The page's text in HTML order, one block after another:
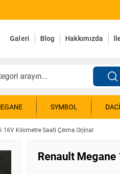
Galeri Blog Hakkımızda
SYMBOL
16V Kilometre Saati Çıkma Orjinal
Renault Megane